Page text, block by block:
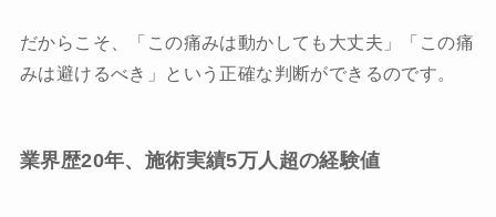
だからこそ、「この痛みは動かしても大丈夫」「この痛
みは避けるべき」という正確な判断ができるのです。
業界歴20年、施術実績5万人超の経験値